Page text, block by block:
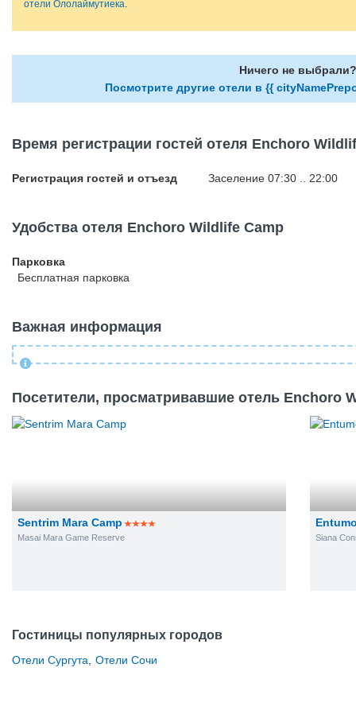
отели Ололаймутиека.
Ничего не выбрали?
Посмотрите другие отели в {{
Время регистрации гостей отеля Enchoro
Регистрация гостей и отъезд Заселение 07:30 .. 22:00
Удобства отеля Enchoro Wildlife Camp
Парковка
Бесплатная парковка
Важная информация
Посетители, просматривавшие отель Enchoro
Sentrim Mara Camp
Masai Mara Game Reserve Siana
Гостиницы популярных городов
Отели Сургута Отели Сочи